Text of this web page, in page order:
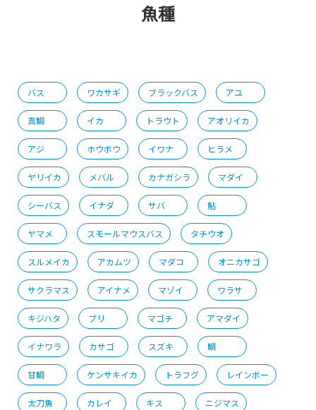
魚種
バス ワカサギ ブラックバス アユ
真鯛 イカ トラウト アオリイカ
アジ ホウボウ イワナ ヒラメ
ヤリイカ メバル カナガシラ マダイ
シーバス イナダ サバ 鮎
ヤマメ スモールマウスバス タチウオ
スルメイカ アカムツ マダコ オニカサゴ
サクラマス アイナメ マゾイ ワラサ
キジハタ ブリ マゴチ アマダイ
イナワラ カサゴ スズキ 鯛
甘鯛 ケンサキイカ トラフグ レインボー
太刀魚 カレイ キス ニジマス